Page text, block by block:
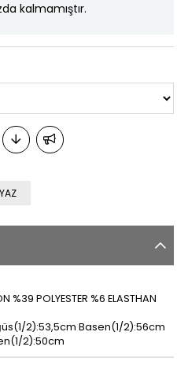
kalmamıştır.
POLYESTER %6 ELASTHAN
2):53,5cm Basen(1/2):56cm
2):50cm